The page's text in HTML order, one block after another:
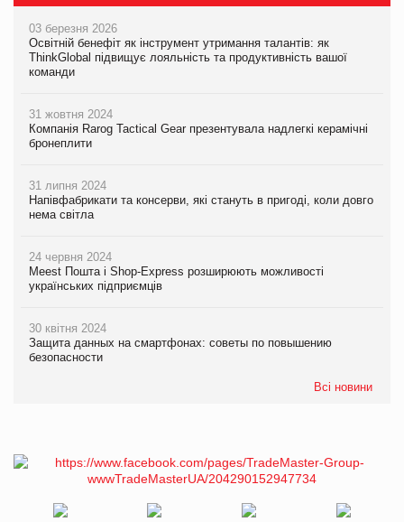
03 березня 2026
Освітній бенефіт як інструмент утримання талантів: як
ThinkGlobal підвищує лояльність та продуктивність вашої
команди
31 жовтня 2024
Компанія Rarog Tactical Gear презентувала надлегкі керамічні
бронеплити
31 липня 2024
Напівфабрикати та консерви, які стануть в пригоді, коли довго
нема світла
24 червня 2024
Meest Пошта і Shop-Express розширюють можливості
українських підприємців
30 квітня 2024
Защита данных на смартфонах: советы по повышению
безопасности
Всі новини